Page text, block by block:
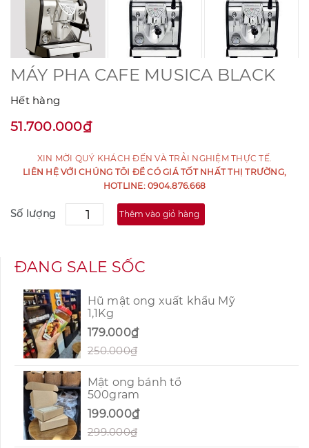
MÁY PHA CAFE MUSICA BLACK
Hết hàng
51.700.000₫
XIN MỜI QUÝ KHÁCH ĐẾN VÀ TRẢI NGHIỆM THỰC TẾ.
LIÊN HỆ VỚI CHÚNG TÔI ĐỂ CÓ GIÁ TỐT NHẤT THỊ TRƯỜNG,
HOTLINE: 0904.876.668
Số lượng Thêm vào giỏ hàng
ĐANG SALE SỐC
Hũ mật ong xuất khẩu Mỹ
1,1Kg
179.000₫
250.000₫
Mật ong bánh tổ
500gram
199.000₫
299.000₫